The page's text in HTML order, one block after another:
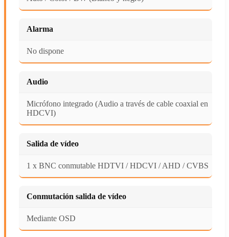
Alarma
No dispone
Audio
Micrófono integrado (Audio a través de cable coaxial en
HDCVI)
Salida de vídeo
1 x BNC conmutable HDTVI / HDCVI / AHD / CVBS
Conmutación salida de vídeo
Mediante OSD